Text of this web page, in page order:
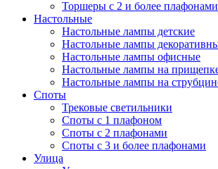
Торшеры с 2 и более плафонами
Настольные
Настольные лампы детские
Настольные лампы
Настольные лампы офисные
Настольные лампы на
Настольные лампы на
Споты
Трековые светильники
Споты с 1 плафоном
Споты с 2 плафонами
Споты с 3 и более плафонами
Улица